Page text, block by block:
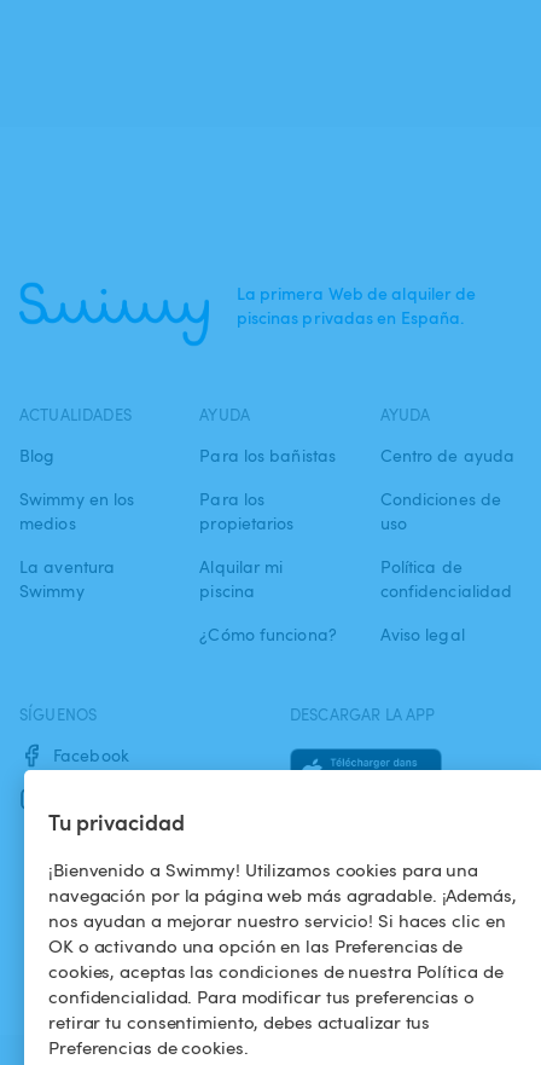
Tu privacidad
¡Bienvenido a Swimmy! Utilizamos cookies para una
navegación por la página web más agradable. ¡Además,
nos ayudan a mejorar nuestro servicio! Si haces clic en
OK o activando una opción en las Preferencias de
cookies, aceptas las condiciones de nuestra Política de
confidencialidad. Para modificar tus preferencias o
retirar tu consentimiento, debes actualizar tus
Preferencias de cookies.
La primera Web de alquiler de
piscinas privadas en España.
ACTUALIDADES
Blog
Swimmy en los
medios
La aventura
Swimmy
AYUDA
Para los bañistas
Para los
propietarios
Alquilar mi
piscina
¿Cómo funciona?
AYUDA
Centro de ayuda
Condiciones de
uso
Política de
confidencialidad
Aviso legal
SÍGUENOS
Facebook
DESCARGAR LA APP